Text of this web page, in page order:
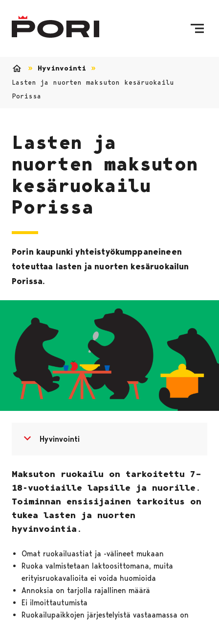
Hyvinvointi
Lasten ja nuorten maksuton kesäruokailu
Porissa
Lasten ja
nuorten maksuton
kesäruokailu
Porissa
Porin kaupunki yhteistyökumppaneineen
toteuttaa lasten ja nuorten kesäruokailun
Porissa.
Avaa valikko
Sulje valikko
Hyvinvointi
Maksuton ruokailu on tarkoitettu 7–
18-vuotiaille lapsille ja nuorille.
Toiminnan ensisijainen tarkoitus on
tukea lasten ja nuorten
hyvinvointia.
Omat ruokailuastiat ja -välineet mukaan
Ruoka valmistetaan laktoosittomana, muita
erityisruokavalioita ei voida huomioida
Annoksia on tarjolla rajallinen määrä
Ei ilmoittautumista
Ruokailupaikkojen järjestelyistä vastaamassa on